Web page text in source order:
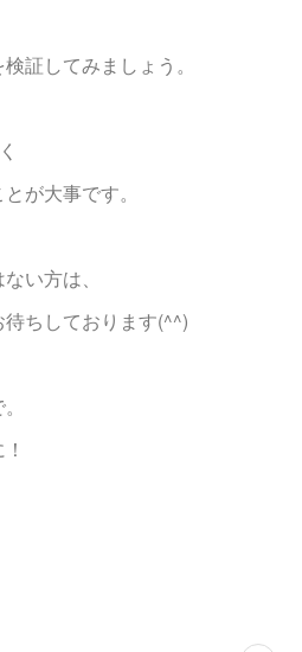
証してみましょう。
が大事です。
い方は、
ちしております(^^)